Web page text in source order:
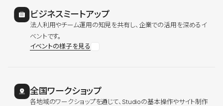
ビジネスミートアップ
法人利用やチーム運用の知見を共有し、企業での活用を深めるイ
ベントです。
イベントの様子を見る
全国ワークショップ
各地域のワークショップを通じて、Studioの基本操作やサイト制作